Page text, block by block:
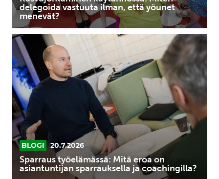
delegoida vastuuta ilman, että yöunet
menevät?
Sparraus
työelämässä:
Mitä
eroa
on
asiantuntijan
sparrauksella
ja
coachingilla?
BLOGI 20.7.2026
Sparraus työelämässä: Mitä eroa on
asiantuntijan sparrauksella ja coachingilla?